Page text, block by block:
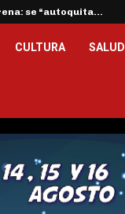
se “autoquita…
CULTURA SALUD